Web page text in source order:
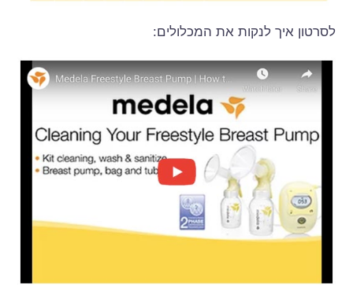
לסרטון איך לנקות את המכלולים: